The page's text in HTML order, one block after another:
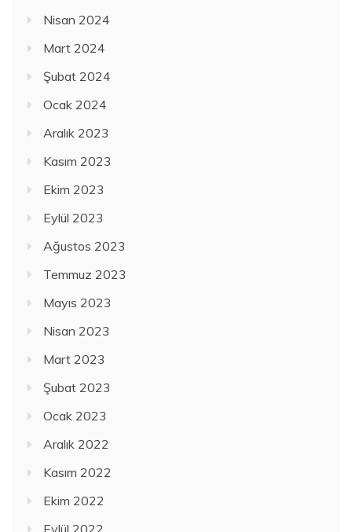
Nisan 2024
Mart 2024
Şubat 2024
Ocak 2024
Aralık 2023
Kasım 2023
Ekim 2023
Eylül 2023
Ağustos 2023
Temmuz 2023
Mayıs 2023
Nisan 2023
Mart 2023
Şubat 2023
Ocak 2023
Aralık 2022
Kasım 2022
Ekim 2022
Eylül 2022